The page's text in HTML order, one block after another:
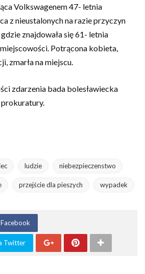
Volkswagenem 47- letnia
z nieustalonych na razie przyczyn
znajdowała się 61- letnia
Potrącona kobieta,
zmarła na miejscu.
zdarzenia bada bolesławiecka
ludzie niebezpieczenstwo
przejście dla pieszych wypadek
Twitter